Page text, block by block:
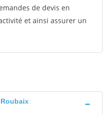
de devis en
et ainsi assurer un